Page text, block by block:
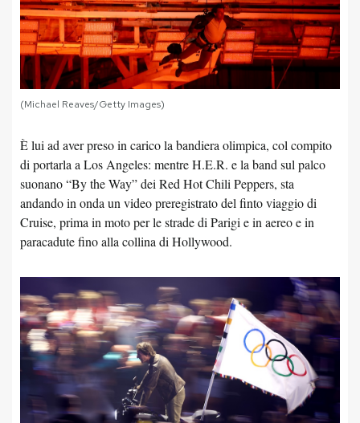
(Michael Reaves/Getty Images)
È lui ad aver preso in carico la bandiera olimpica, col compito
di portarla a Los Angeles: mentre H.E.R. e la band sul palco
suonano “By the Way” dei Red Hot Chili Peppers, sta
andando in onda un video preregistrato del finto viaggio di
Cruise, prima in moto per le strade di Parigi e in aereo e in
paracadute fino alla collina di Hollywood.